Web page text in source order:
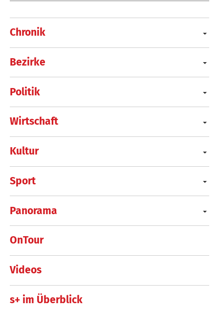
Chronik
Bezirke
Politik
Wirtschaft
Kultur
Sport
Panorama
OnTour
Videos
s+ im Überblick